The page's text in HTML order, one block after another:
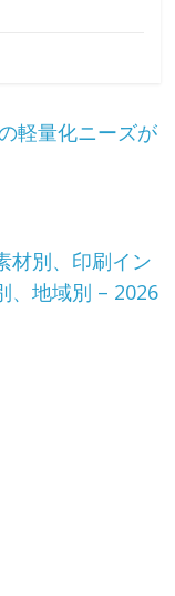
軽量化ニーズが
材別、印刷イン
、地域別 – 2026